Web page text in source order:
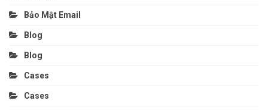
Bảo Mật Email
Blog
Blog
Cases
Cases